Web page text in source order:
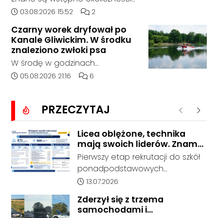
zdarzenia drogowego, do
14:30 na drodze wojewódzkiej nr
408 pomiędzy Starym Koźlem a
Bierawą.
Data dodania artykułu:
03.08.2026 15:52 Liczba komentarzy artykułu:
2
Czarny worek dryfował po
Kanale Gliwickim. W środku
znaleziono zwłoki psa
W środę w godzinach
popołudniowych służby zostały
Gliwicki po zgłoszeniu od
zaniepokojonego świadka.
Osoba zgłaszająca zauważyła
unoszący się na wodzie czarny
worek, którego zawartość
wzbudziła jej niepokój.
Data dodania artykułu:
05.08.2026 21:16 Liczba komentarzy artykułu:
6
PRZECZYTAJ Poprzednie
Licea oblężone, technika
mają swoich liderów. Znamy
wstępne wyniki rekrutacji do
szkół w powiecie
Pierwszy etap rekrutacji do szkół
ponadpodstawowych
prowadzonych przez Powiat
coraz wyraźniejsze preferencje
tegorocznych absolwentów szkół
Data dodania artykułu:
13.07.2026
Zderzył się z trzema
samochodami i